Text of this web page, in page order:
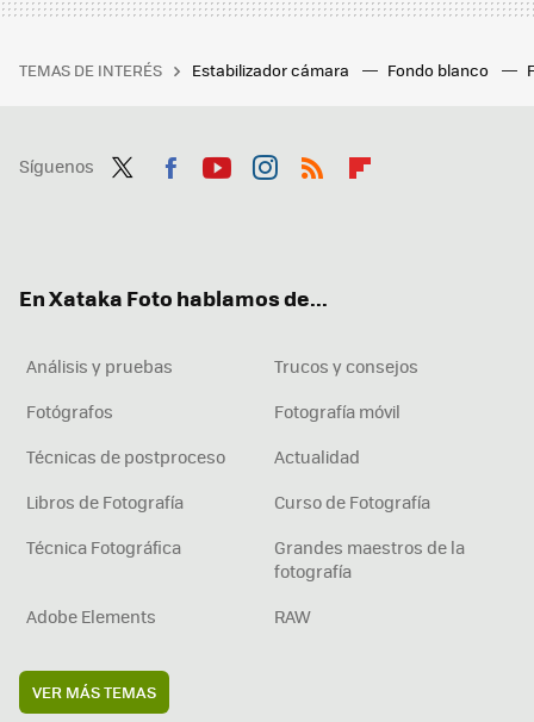
TEMAS DE INTERÉS Estabilizador cámara Fondo blanco
Síguenos
En Xataka Foto hablamos de...
Análisis y pruebas
Trucos y consejos
Fotógrafos
Fotografía móvil
Técnicas de postproceso
Actualidad
Libros de Fotografía
Curso de Fotografía
Técnica Fotográfica
Grandes maestros de la
fotografía
Adobe Elements
RAW
VER MÁS TEMAS